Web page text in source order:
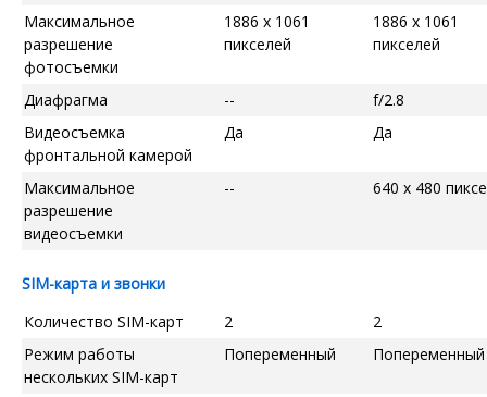
Максимальное
разрешение
фотосъемки
1886 x 1061
пикселей
1886 x 1061
пикселей
Диафрагма --
f/2.8
Видеосъемка
фронтальной камерой
Да Да
Максимальное
разрешение
видеосъемки
-- 640 x 480
SIM-карта и звонки
Количество SIM-карт
2
2
Режим работы
нескольких SIM-карт
Попеременный Попеременный